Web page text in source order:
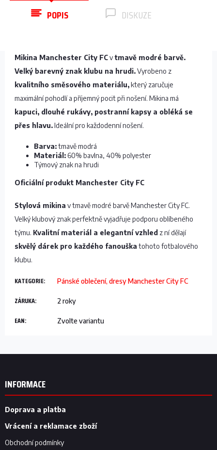
POPIS DISKUZE
Mikina Manchester City FCvtmavě modré barvě.
Velký barevný znak klubu na hrudi.Vyrobeno z
kvalitního směsového materiálu,který zaručuje
maximální pohodlí a příjemný pocit při nošení. Mikina má
kapuci, dlouhé rukávy, postranní kapsy a obléká se
přes hlavu.Ideální pro každodenní nošení.
Barva:tmavě modrá
Materiál:60% bavlna, 40% polyester
Týmový znak na hrudi
Oficiální produkt Manchester City FC
Stylová mikina v tmavě modré barvě Manchester City FC.
Velký klubový znak perfektně vyjadřuje podporu oblíbeného
týmu. Kvalitní materiál a elegantní vzhled z ní dělají
skvělý dárek pro každého fanouška tohoto fotbalového
klubu.
KATEGORIE: Pánské oblečení, dresy Manchester City FC
ZÁRUKA: 2 roky
EAN: Zvolte variantu
Z
INFORMACE
Doprava a platba
Vrácení a reklamace zboží
Obchodní podmínky